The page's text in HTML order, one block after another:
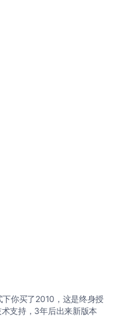
你买了2010，这是终身授
支持，3年后出来新版本